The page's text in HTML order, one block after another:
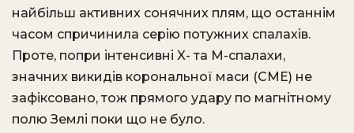
найбільш активних сонячних плям, що останнім
часом спричинила серію потужних спалахів.
Проте, попри інтенсивні X- та M-спалахи,
значних викидів корональної маси (CME) не
зафіксовано, тож прямого удару по магнітному
полю Землі поки що не було.